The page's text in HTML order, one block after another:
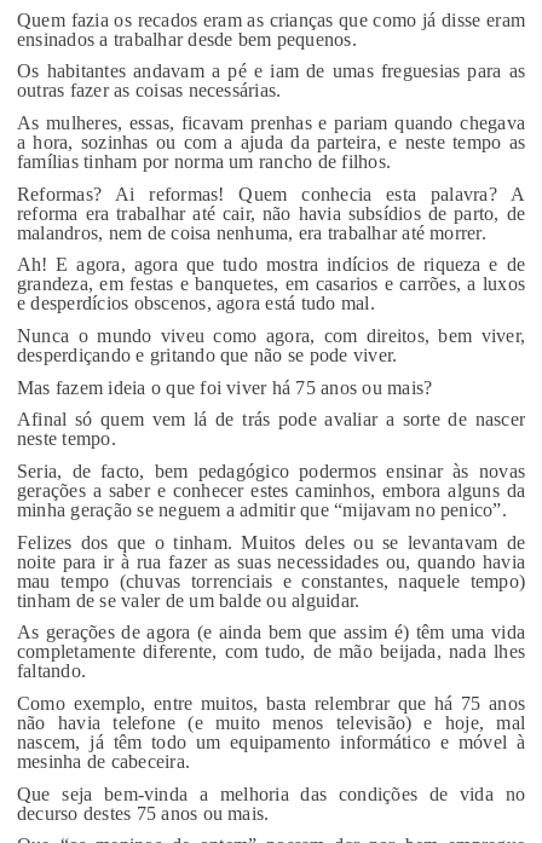
Quem fazia os recados eram as crianças que como já disse eram
ensinados a trabalhar desde bem pequenos.
Os habitantes andavam a pé e iam de umas freguesias para as
outras fazer as coisas necessárias.
As mulheres, essas, ficavam prenhas e pariam quando chegava
a hora, sozinhas ou com a ajuda da parteira, e neste tempo as
famílias tinham por norma um rancho de filhos.
Reformas? Ai reformas! Quem conhecia esta palavra? A
reforma era trabalhar até cair, não havia subsídios de parto, de
malandros, nem de coisa nenhuma, era trabalhar até morrer.
Ah! E agora, agora que tudo mostra indícios de riqueza e de
grandeza, em festas e banquetes, em casarios e carrões, a luxos
e desperdícios obscenos, agora está tudo mal.
Nunca o mundo viveu como agora, com direitos, bem viver,
desperdiçando e gritando que não se pode viver.
Mas fazem ideia o que foi viver há 75 anos ou mais?
Afinal só quem vem lá de trás pode avaliar a sorte de nascer
neste tempo.
Seria, de facto, bem pedagógico podermos ensinar às novas
gerações a saber e conhecer estes caminhos, embora alguns da
minha geração se neguem a admitir que “mijavam no penico”.
Felizes dos que o tinham. Muitos deles ou se levantavam de
noite para ir à rua fazer as suas necessidades ou, quando havia
mau tempo (chuvas torrenciais e constantes, naquele tempo)
tinham de se valer de um balde ou alguidar.
As gerações de agora (e ainda bem que assim é) têm uma vida
completamente diferente, com tudo, de mão beijada, nada lhes
faltando.
Como exemplo, entre muitos, basta relembrar que há 75 anos
não havia telefone (e muito menos televisão) e hoje, mal
nascem, já têm todo um equipamento informático e móvel à
mesinha de cabeceira.
Que seja bem-vinda a melhoria das condições de vida no
decurso destes 75 anos ou mais.